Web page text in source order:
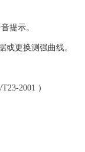
提示。
更换测强曲线。
2001 ）